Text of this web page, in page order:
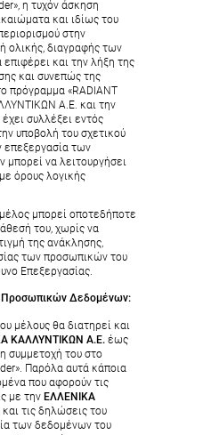
η τυχόν άσκηση
και ιδίως του
στην
ολικής, διαγραφής των
και την λήξη της
και συνεπώς της
πρόγραμμα «RADIANT
Α.Ε. και την
συλλέξει εντός
υποβολή του σχετικού
επεξεργασία των
να λειτουργήσει
όρους λογικής
μπορεί οποτεδήποτε
του, χωρίς να
της ανάκλησης,
των προσωπικών του
Επεξεργασίας.
Προσωπικών Δεδομένων:
μέλους θα διατηρεί και
ΚΑΛΛΥΝΤΙΚΩΝ Α.Ε. έως
συμμετοχή του στο
Παρόλα αυτά κάποια
που αφορούν τις
με τηνΕΛΛΕΝΙΚΑ
τις δηλώσεις του
των δεδομένων του